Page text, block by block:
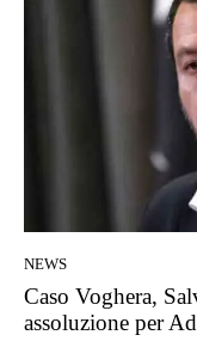
NEWS
Caso Voghera,
assoluzione per